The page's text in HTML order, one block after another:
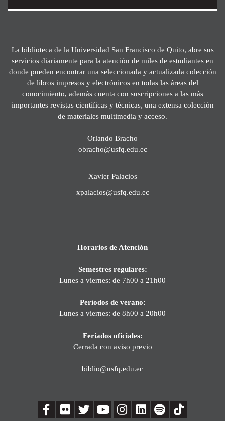
La biblioteca de la Universidad San Francisco de Quito, abre sus
servicios diariamente para la atención de miles de estudiantes en
donde pueden encontrar una seleccionada y actualizada colección
de libros impresos y electrónicos en todas las áreas del
conocimiento, además cuenta con suscripciones a las más
importantes revistas científicas y técnicas, una extensa colección
de materiales multimedia y acceso.
Orlando Bracho
obracho@usfq.edu.ec
Xavier Palacios
xpalacios@usfq.edu.ec
Horarios de Atención
Semestres regulares:
Lunes a viernes: de 7h00 a 21h00
Períodos de verano:
Lunes a viernes: de 8h00 a 20h00
Feriados oficiales:
Cerrada con aviso previo
biblio@usfq.edu.ec